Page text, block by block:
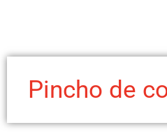
Pincho de